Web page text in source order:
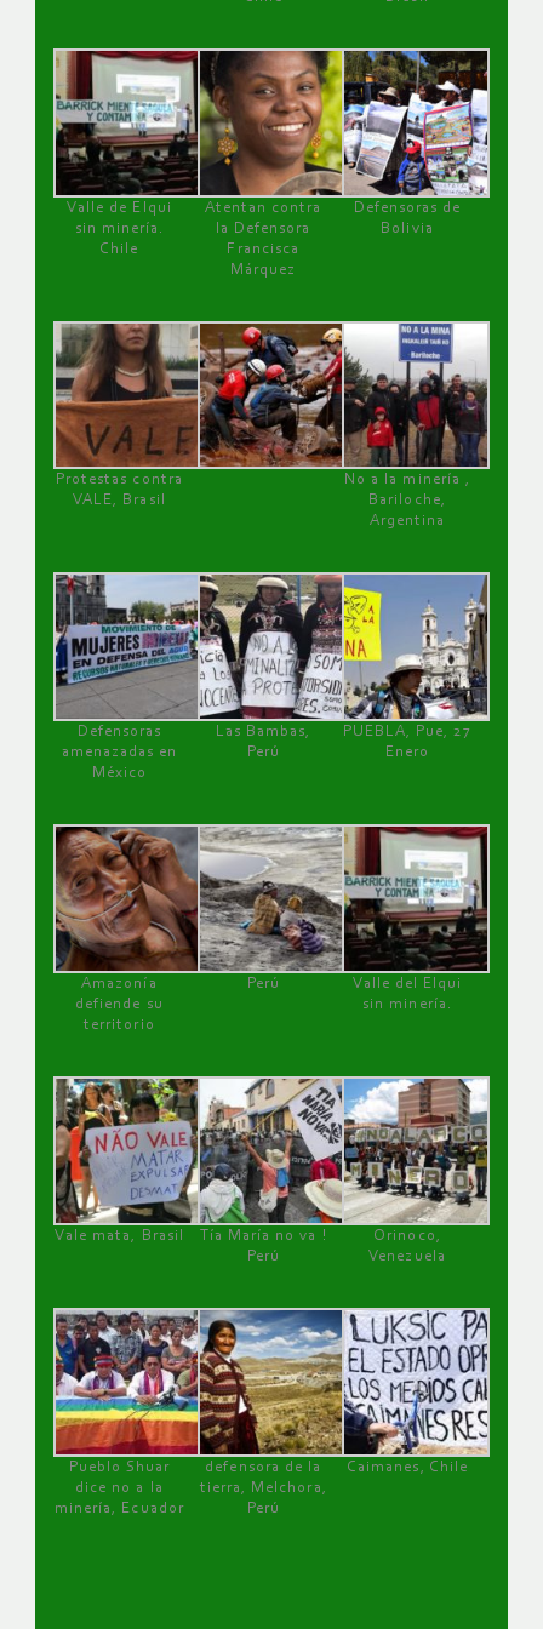
Valle de Elqui
sin minería.
Chile
Atentan contra
la Defensora
Francisca
Márquez
Defensoras de
Bolivia
Protestas contra
VALE, Brasil
No a la minería ,
Bariloche,
Argentina
Defensoras
amenazadas en
México
Las Bambas,
Perú
PUEBLA, Pue, 27
Enero
Amazonía
defiende su
territorio
Perú
Valle del Elqui
sin minería.
Vale mata, Brasil
Tía María no va !
Perú
Orinoco,
Venezuela
Pueblo Shuar
dice no a la
minería, Ecuador
defensora de la
tierra, Melchora,
Perú
Caimanes, Chile